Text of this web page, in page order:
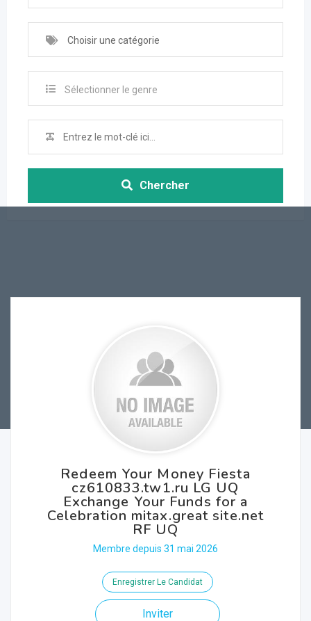
Choisir une catégorie
Sélectionner le genre
Chercher
Redeem Your Money Fiesta
cz610833.tw1.ru LG UQ
Exchange Your Funds for a
Celebration mitax.great site.net
RF UQ
Membre depuis 31 mai 2026
Enregistrer Le Candidat
Inviter